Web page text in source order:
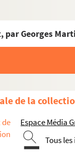
par Georges
de la
Espace Média
Tous
de Paul Albarel
de Paul Albarel
L'inventeur du